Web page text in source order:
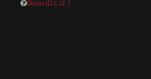
Bitfan IDとは？